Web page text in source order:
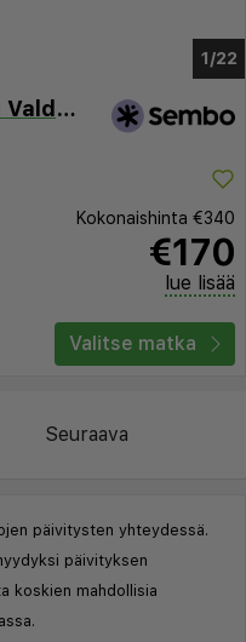
1/16
Park Inn by Radisson Riga Valdemara
Kokonaishinta €340
€170
lue lisää
Valitse matka
Seuraava
päivitysten yhteydessä.
päivityksen
koskien mahdollisia